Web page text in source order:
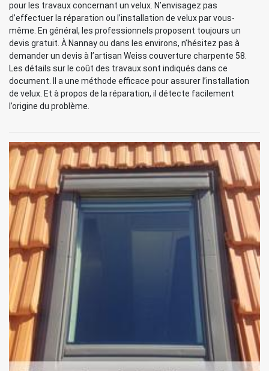
pour les travaux concernant un velux. N’envisagez pas
d’effectuer la réparation ou l’installation de velux par vous-
même. En général, les professionnels proposent toujours un
devis gratuit. À Nannay ou dans les environs, n’hésitez pas à
demander un devis à l’artisan Weiss couverture charpente 58.
Les détails sur le coût des travaux sont indiqués dans ce
document. Il a une méthode efficace pour assurer l’installation
de velux. Et à propos de la réparation, il détecte facilement
l’origine du problème.